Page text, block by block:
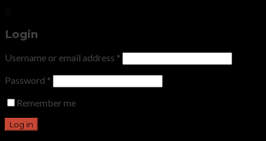
Login
Username or email address *
Password *
Remember me